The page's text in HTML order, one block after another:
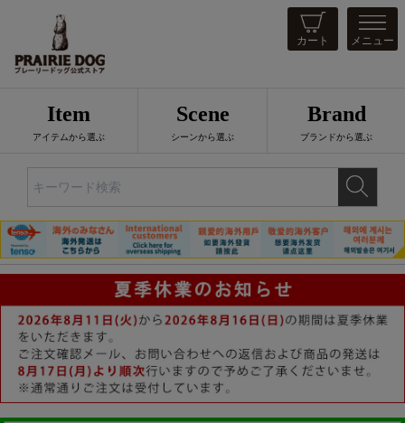
カート メニュー
Item
アイテムから選ぶ
Scene
シーンから選ぶ
Brand
ブランドから選ぶ